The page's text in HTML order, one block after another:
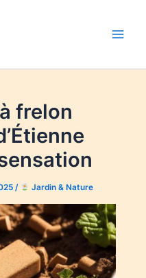
frelon
/ Jardin & Nature